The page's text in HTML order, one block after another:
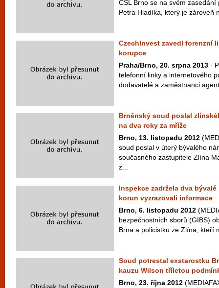
ČSL Brno se na svém
Petra Hladíka, který je zároveň
CzechInvest zavedl forenzní
korupce
Praha/Brno, 20. srpna 2013 -
telefonní linky a internetového
dodavatelé a zaměstnanci
Brněnský soud poslal
na dva roky za mříže
Brno, 13. listopadu 2012
soud poslal v úterý bývalého
současného zastupitele Zlína
z...
Inspekce zadržela dva
korun vyzrazovali informace
Brno, 6. listopadu 2012
bezpečnostních sborů (GIBS)
Brna a policistku ze Zlína, kteří
Soud potrestal exstarostku
kauzu Wilson tříletou
Brno, 23. října 2012